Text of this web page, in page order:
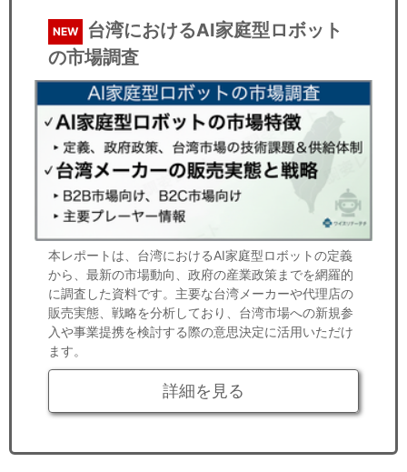
NEW
台湾におけるAI家庭型ロボット
の市場調査
本レポートは、台湾におけるAI家庭型ロボットの定義
から、最新の市場動向、政府の産業政策までを網羅的
に調査した資料です。主要な台湾メーカーや代理店の
販売実態、戦略を分析しており、台湾市場への新規参
入や事業提携を検討する際の意思決定に活用いただけ
ます。
詳細を見る